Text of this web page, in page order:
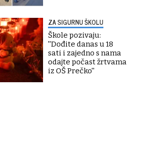
ZA SIGURNU ŠKOLU
Škole pozivaju:
''Dođite danas u 18
sati i zajedno s nama
odajte počast žrtvama
iz OŠ Prečko''